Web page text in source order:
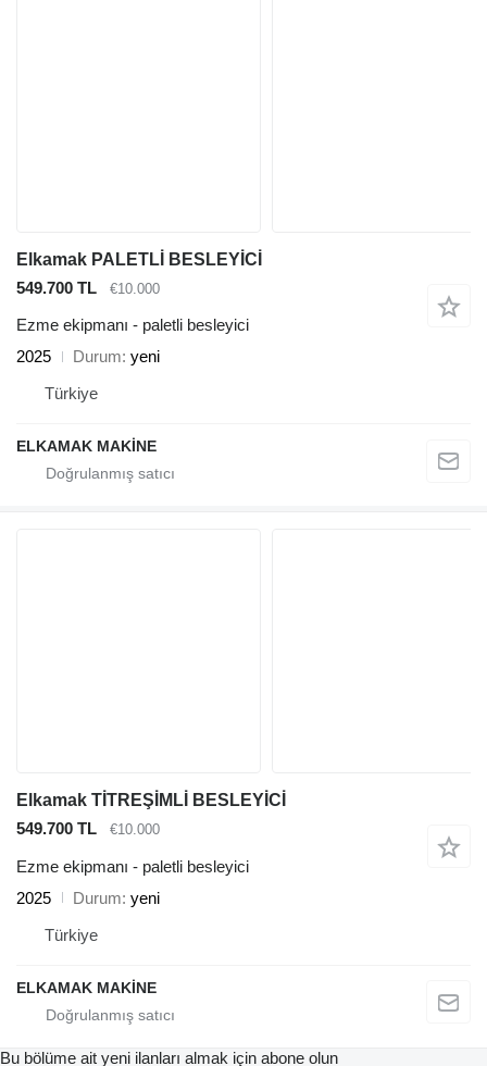
Elkamak PALETLİ BESLEYİCİ
549.700 TL
€10.000
Ezme ekipmanı - paletli besleyici
2025
Durum yeni
Türkiye
ELKAMAK MAKİNE
Elkamak TİTREŞİMLİ BESLEYİCİ
549.700 TL
€10.000
Ezme ekipmanı - paletli besleyici
2025
Durum yeni
Türkiye
ELKAMAK MAKİNE
Bu bölüme ait yeni ilanları almak için abone olun